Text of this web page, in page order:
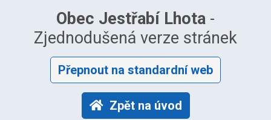
Obec Jestřabí Lhota -
Zjednodušená verze stránek
Přepnout na standardní web
Zpět na úvod